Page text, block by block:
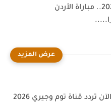
العالم 2026.. مباراة الأردن
استقبل الآن تردد قناة توم وجيري 2026